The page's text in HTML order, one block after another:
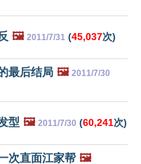
🖼️ 2011/7/31 (45,037次)
最后结局 🖼️ 2011/7/30
型 🖼️ 2011/7/30 (60,241次)
次直面江家帮 🖼️